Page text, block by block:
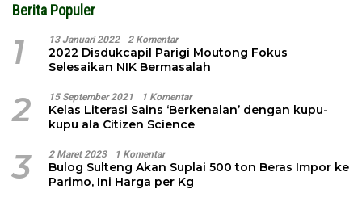
Berita Populer
1 13 Januari 2022 2 Komentar
2022 Disdukcapil Parigi Moutong Fokus
Selesaikan NIK Bermasalah
2 15 September 2021 1 Komentar
Kelas Literasi Sains ‘Berkenalan’ dengan kupu-
kupu ala Citizen Science
3 2 Maret 2023 1 Komentar
Bulog Sulteng Akan Suplai 500 ton Beras Impor ke
Parimo, Ini Harga per Kg